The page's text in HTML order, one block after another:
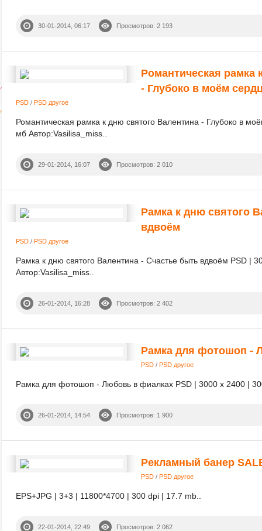
30-01-2014, 06:17 Просмотров: 2 193
Романтическая рамка
- Глубоко в моём
PSD / PSD другое
Романтическая рамка к дню святого Валентина - Глубоко в
мб Автор:Vasilisa_miss..
29-01-2014, 16:07 Просмотров: 2 010
Рамка к дню святого
вдвоём
PSD / PSD другое
Рамка к дню святого Валентина - Счастье быть вдвоём PSD |
Автор:Vasilisa_miss..
26-01-2014, 16:28 Просмотров: 2 402
Рамка для фотошоп -
PSD / PSD другое
Рамка для фотошоп - Любовь в фиалках PSD | 3000 х 2400 |
26-01-2014, 14:54 Просмотров: 1 900
Рекламный банер
PSD / PSD другое
EPS+JPG | 3+3 | 11800*4700 | 300 dpi | 17.7 mb..
22-01-2014, 22:49 Просмотров: 2 062